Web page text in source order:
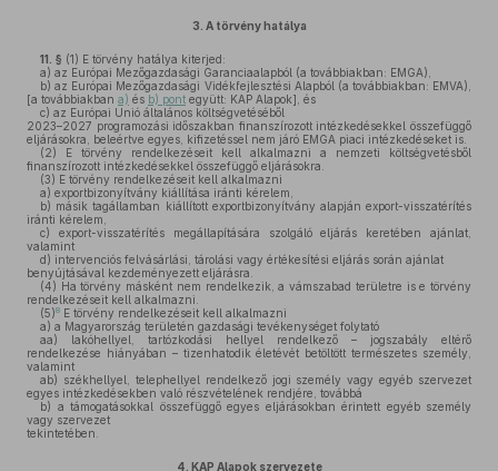
3. A törvény hatálya
11. § (1) E törvény hatálya kiterjed:
a) az Európai Mezőgazdasági Garanciaalapból (a továbbiakban: EMGA),
b) az Európai Mezőgazdasági Vidékfejlesztési Alapból (a továbbiakban: EMVA),
[a továbbiakban a) és b) pont együtt: KAP Alapok], és
c) az Európai Unió általános költségvetéséből
2023–2027 programozási időszakban finanszírozott intézkedésekkel összefüggő
eljárásokra, beleértve egyes, kifizetéssel nem járó EMGA piaci intézkedéseket is.
(2) E törvény rendelkezéseit kell alkalmazni a nemzeti költségvetésből
finanszírozott intézkedésekkel összefüggő eljárásokra.
(3) E törvény rendelkezéseit kell alkalmazni
a) exportbizonyítvány kiállítása iránti kérelem,
b) másik tagállamban kiállított exportbizonyítvány alapján export-visszatérítés
iránti kérelem,
c) export-visszatérítés megállapítására szolgáló eljárás keretében ajánlat,
valamint
d) intervenciós felvásárlási, tárolási vagy értékesítési eljárás során ajánlat
benyújtásával kezdeményezett eljárásra.
(4) Ha törvény másként nem rendelkezik, a vámszabad területre is e törvény
rendelkezéseit kell alkalmazni.
(5)8 E törvény rendelkezéseit kell alkalmazni
a) a Magyarország területén gazdasági tevékenységet folytató
aa) lakóhellyel, tartózkodási hellyel rendelkező – jogszabály eltérő
rendelkezése hiányában – tizenhatodik életévét betöltött természetes személy,
valamint
ab) székhellyel, telephellyel rendelkező jogi személy vagy egyéb szervezet
egyes intézkedésekben való részvételének rendjére, továbbá
b) a támogatásokkal összefüggő egyes eljárásokban érintett egyéb személy
vagy szervezet
tekintetében.
4. KAP Alapok szervezete